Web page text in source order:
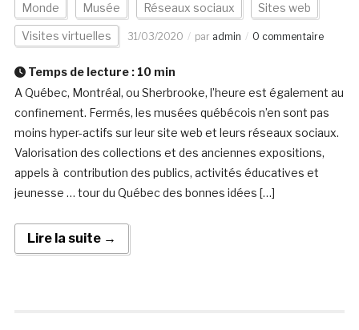
Monde Musée Réseaux sociaux Sites web
Visites virtuelles 31/03/2020 par admin 0 commentaire
Temps de lecture : 10 min
A Québec, Montréal, ou Sherbrooke, l’heure est également au
confinement. Fermés, les musées québécois n’en sont pas
moins hyper-actifs sur leur site web et leurs réseaux sociaux.
Valorisation des collections et des anciennes expositions,
appels à contribution des publics, activités éducatives et
jeunesse … tour du Québec des bonnes idées […]
Lire la suite →